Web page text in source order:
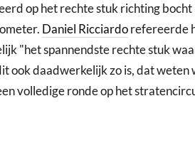
op het rechte stuk richting
Daniel Ricciardorefereerde
"het spannendste rechte stuk
ook daadwerkelijk zo is, dat weten
volledige ronde op het